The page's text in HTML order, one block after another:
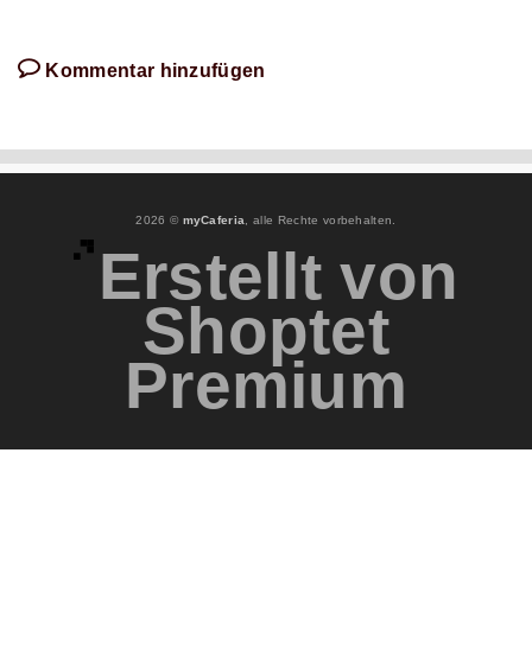
Kommentar hinzufügen
2026 © myCaferia , alle Rechte vorbehalten.
Erstellt von
Shoptet
Premium